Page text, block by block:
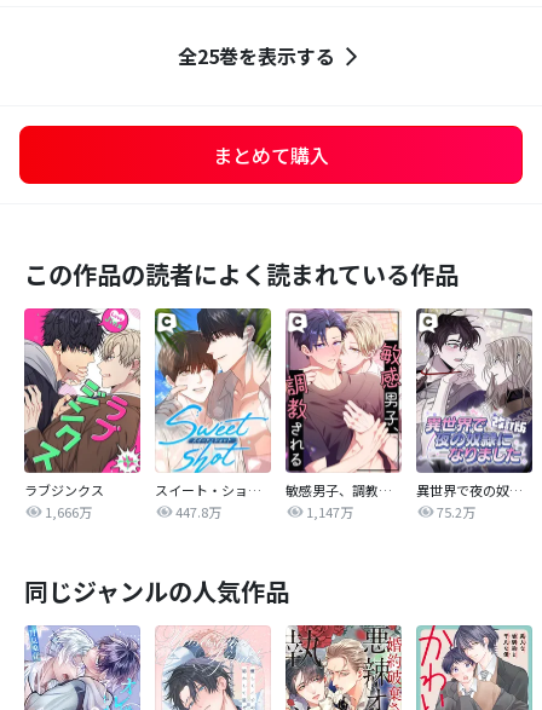
全25巻を表示する
まとめて購入
この作品の読者によく読まれている作品
ラブジンクス
1,666万
スイート・ショット
447.8万
敏感男子、調教される
1,147万
異世界で夜の奴隷になりました【改訂版】
75.2万
同じジャンルの人気作品